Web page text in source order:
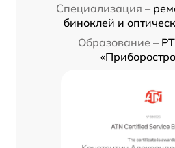
Специализация –
биноклей и
Образование –